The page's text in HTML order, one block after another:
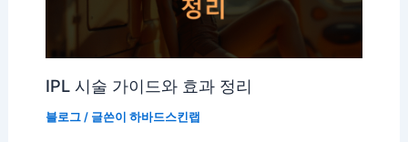
IPL 시술 가이드와 효과 정리
블로그/ 글쓴이 하바드스킨랩